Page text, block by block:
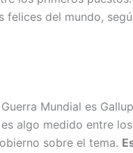
del mundo,
Mundial es
algo medido entre
sobre el tema.